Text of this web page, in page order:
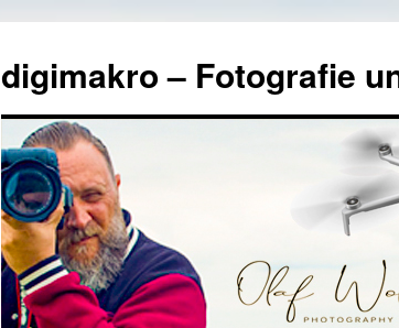
springen
digimakro – Fotografie